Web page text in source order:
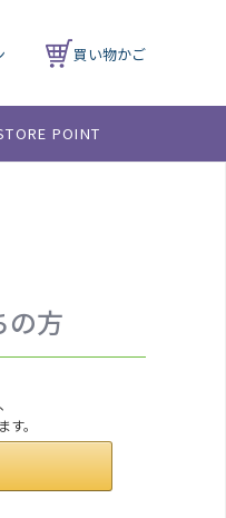
買い物かご
POINT
の方
。